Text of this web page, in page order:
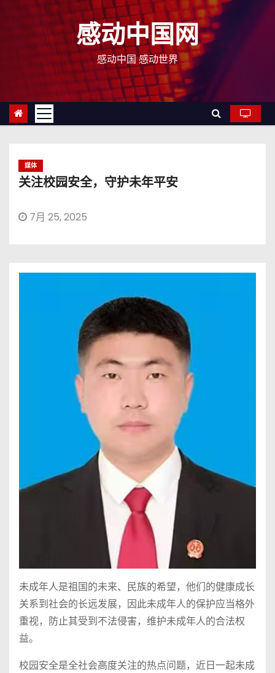
感动中国网
感动中国 感动世界
媒体
关注校园安全，守护未年平安
7月 25, 2025
未成年人是祖国的未来、民族的希望，他们的健康成长
关系到社会的长远发展，因此未成年人的保护应当格外
重视，防止其受到不法侵害，维护未成年人的合法权
益。
校园安全是全社会高度关注的热点问题，近日一起未成